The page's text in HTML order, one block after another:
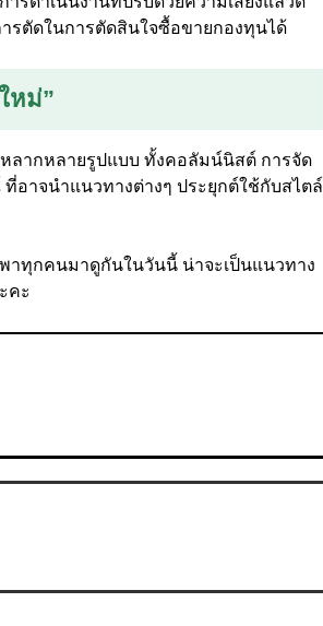
รตัดในการตัดสินใจซื้อขายกองทุนได้
หม่”
ลากหลายรูปแบบ ทั้งคอลัมน์นิสต์ การจัด
อาจนำแนวทางต่างๆ ประยุกต์ใช้กับสไตล์
าทุกคนมาดูกันในวันนี้ น่าจะเป็นแนวทาง
คะ